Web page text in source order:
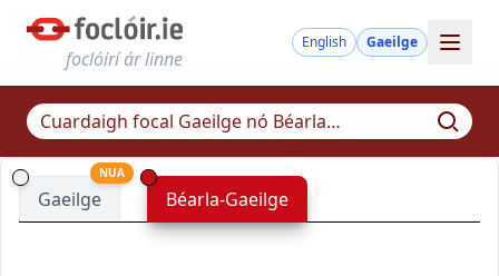
foclóirí ár linne
English Gaeilge
Gaeilge
NUA
Béarla-Gaeilge